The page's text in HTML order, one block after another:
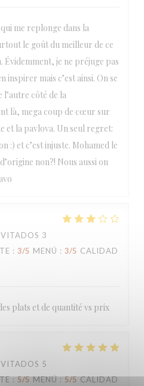
me replonge dans la
le goût du meilleur de ce
Évidemment, je ne préjuge pas
inspirer mais c’est ainsi. On se
côté de la
là, mega coup de cœur sur
et la pavlova. Un seul regret:
:) et c’est injuste. Mohamed le
non?! Nous aussi on
3
: 3/5 MENÚ : 3/5 CALIDAD
plats et de quantité vs prix
5
: 5/5 MENÚ: 5/5 CALIDAD